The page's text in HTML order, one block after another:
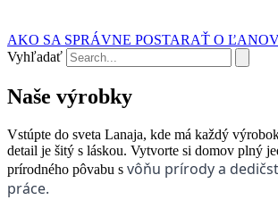
AKO SA SPRÁVNE POSTARAŤ O
Vyhľadať
Naše výrobky
Vstúpte do sveta Lanaja, kde má každý
detail je šitý s láskou. Vytvorte si domov plný
prírodného pôvabu s vôňu prírody a
práce.